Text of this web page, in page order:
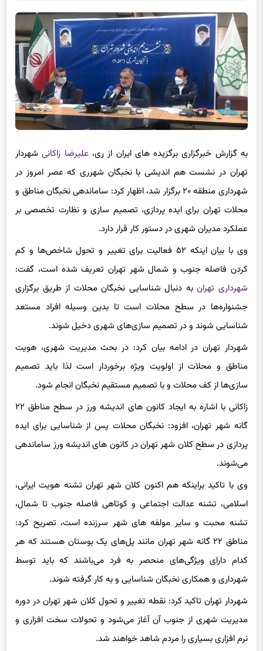
تهران در نشست هم اندیشی با نخبگان شهرری که عصر امروز در
شهرداری منطقه ۲۰ برگزار شد، اظهار کرد: ساماندهی نخبگان مناطق و
محلات تهران برای ایده پردازی، تصمیم سازی و نظارت تخصصی بر
عملکرد مدیران شهری در دستور کار قرار دارد.
وی با بیان اینکه ۵۲ فعالیت برای تغییر و تحول شاخص‌ها و کم
کردن فاصله جنوب و شمال شهر تهران تعریف شده است، گفت:
شهرداری تهرانبه دنبال شناسایی نخبگان محلات از طریق برگزاری
جشنواره‌ها در سطح محلات است تا بدین وسیله افراد مستعد
شناسایی شوند و در تصمیم سازی‌های شهری دخیل شوند.
شهردار تهران در ادامه بیان کرد: در بحث مدیریت شهری، هویت
مناطق و محلات از اولویت ویژه برخوردار است لذا باید تصمیم
سازی‌ها از کف محلات و با تصمیم مستقیم نخبگان انجام شود.
گانه شهر تهران، افزود: نخبگان محلات پس از شناسایی برای ایده
پردازی در سطح کلان شهر تهران در کانون های اندیشه ورز ساماندهی
می‌شوند.
وی با تاکید براینکه هم اکنون کلان شهر تهران تشنه هویت ایرانی،
اسلامی، تشنه عدالت اجتماعی و کوتاهی فاصله جنوب تا شمال،
تشنه محبت و سایر مولفه های شهر سرزنده است، تصریح کرد:
مناطق ۲۲ گانه شهر تهران مانند پل‌های یک بوستان هستند که هر
کدام دارای ویژگی‌های منحصر به فرد می‌باشند که باید توسط
شهرداری و همکاری نخبگان شناسایی و به کار گرفته شوند.
شهردار تهران تاکید کرد: نقطه تغییر و تحول کلان شهر تهران در دوره
مدیریت شهری از جنوب آن آغاز می‌شود و تحولات سخت افزاری و
نرم افزاری بسیاری را مردم شاهد خواهند شد.
زاکانی با بیان اینکه برای ایجاد تغییر و تحول علاوه بر مدیریت شهری